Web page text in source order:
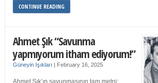
CONTINUE READING
Ahmet Şık “Savunma
yapmıyorum itham ediyorum!”
Güneyin Işıkları | February 16, 2025
Ahmet Şık’ın savunmasının tam metni: